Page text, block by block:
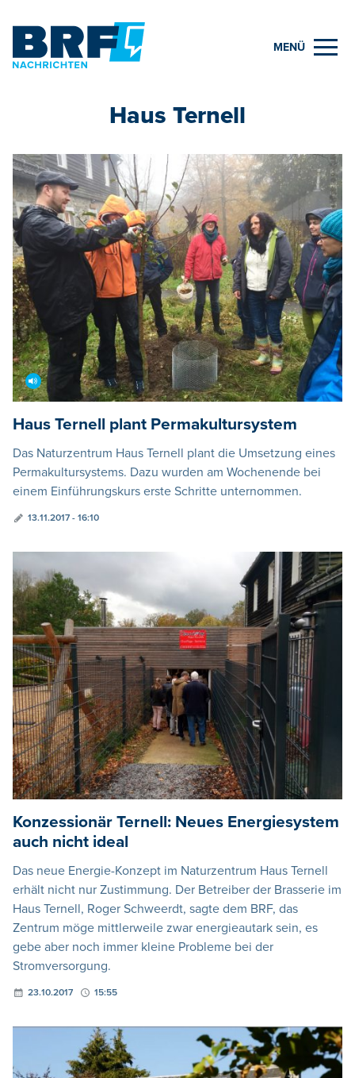
MENÜ
Haus Ternell
Haus Ternell plant Permakultursystem
Das Naturzentrum Haus Ternell plant die Umsetzung eines
Permakultursystems. Dazu wurden am Wochenende bei
einem Einführungskurs erste Schritte unternommen.
13.11.2017 - 16:10
Konzessionär Ternell: Neues Energiesystem
auch nicht ideal
Das neue Energie-Konzept im Naturzentrum Haus Ternell
erhält nicht nur Zustimmung. Der Betreiber der Brasserie im
Haus Ternell, Roger Schweerdt, sagte dem BRF, das
Zentrum möge mittlerweile zwar energieautark sein, es
gebe aber noch immer kleine Probleme bei der
Stromversorgung.
23.10.2017 15:55